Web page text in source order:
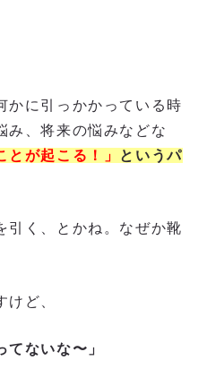
かに引っかかっている時
み、将来の悩みなどな
とが起こる！」 というパ
引く、とかね。なぜか靴
ど、
てないな〜」